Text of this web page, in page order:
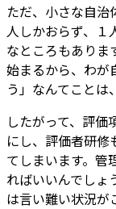
ただ、小さな自治
人しかおらず、１
なところもありま
始まるから、わが
う」なんてことは
したがって、評
にし、評価者研修
てしまいます。管
ればいいんでしょ
は言い難い状況が